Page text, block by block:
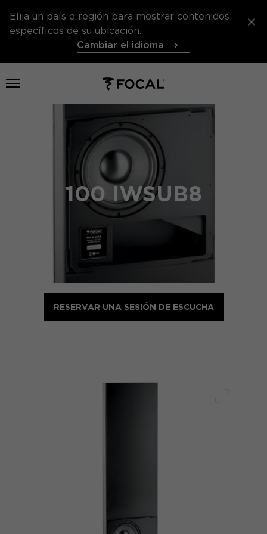
Elija un país o región para mostrar contenidos
específicos de su ubicación.
Cambiar el idioma
Abrir el menú
100 IWSUB8
RESERVAR UNA SESIÓN DE ESCUCHA